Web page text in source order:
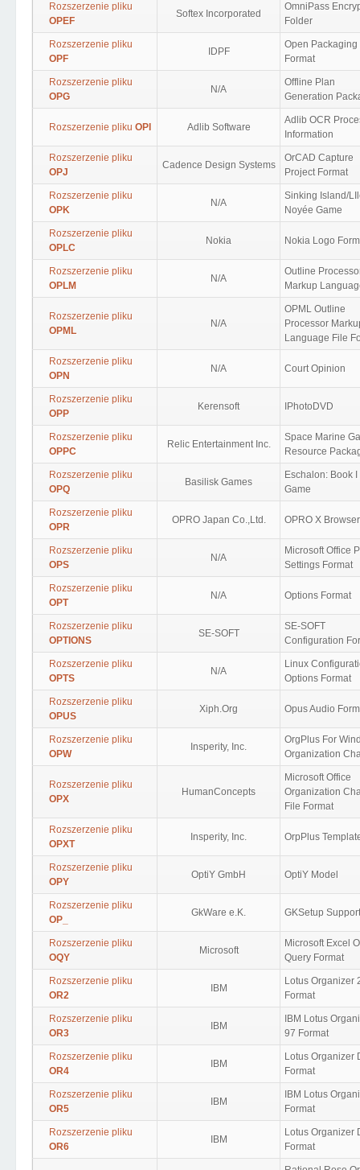
Rozszerzenie pliku
OPEF
Softex Incorporated
OmniPass
Folder
Rozszerzenie pliku
OPF
IDPF
Open Packaging
Format
Rozszerzenie pliku
OPG
N/A
Offline Plan
Generation
Rozszerzenie pliku OPI Adlib Software
Adlib OCR
Information
Rozszerzenie pliku
OPJ
Cadence Design Systems
OrCAD Capture
Project Format
Rozszerzenie pliku
OPK
N/A
Sinking Island/
Noyée Game
Rozszerzenie pliku
OPLC
Nokia Nokia Logo
Rozszerzenie pliku
OPLM
N/A
Outline
Markup
Rozszerzenie pliku
OPML
N/A
OPML Outline
Processor
Language File
Rozszerzenie pliku
OPN
N/A Court Opinion
Rozszerzenie pliku
OPP
Kerensoft IPhotoDVD
Rozszerzenie pliku
OPPC
Relic Entertainment Inc.
Space Marine
Resource
Rozszerzenie pliku
OPQ
Basilisk Games
Eschalon: Book I
Game
Rozszerzenie pliku
OPR
OPRO Japan Co.,Ltd. OPRO X Browser
Rozszerzenie pliku
OPS
N/A
Microsoft Office
Settings Format
Rozszerzenie pliku
OPT
N/A Options Format
Rozszerzenie pliku
OPTIONS
SE-SOFT
SE-SOFT
Configuration
Rozszerzenie pliku
OPTS
N/A
Linux
Options Format
Rozszerzenie pliku
OPUS
Xiph.Org Opus Audio
Rozszerzenie pliku
OPW
Insperity, Inc.
OrgPlus For
Organization
Rozszerzenie pliku
OPX
HumanConcepts
Microsoft Office
Organization
File Format
Rozszerzenie pliku
OPXT
Insperity, Inc. OrpPlus
Rozszerzenie pliku
OPY
OptiY GmbH OptiY Model
Rozszerzenie pliku
OP_
GkWare e.K. GKSetup Support
Rozszerzenie pliku
OQY
Microsoft
Microsoft Excel
Query Format
Rozszerzenie pliku
OR2
IBM
Lotus Organizer
Format
Rozszerzenie pliku
OR3
IBM
IBM Lotus
97 Format
Rozszerzenie pliku
OR4
IBM
Lotus Organizer
Format
Rozszerzenie pliku
OR5
IBM
IBM Lotus
Format
Rozszerzenie pliku
OR6
IBM
Lotus Organizer
Format